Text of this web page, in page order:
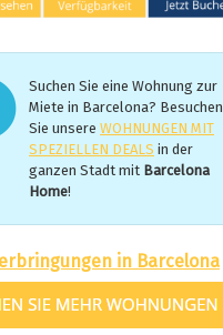
Suchen Sie eine Wohnung zur
Miete in Barcelona? Besuchen
Sie unsere WOHNUNGEN MIT
SPEZIELLEN DEALS in der
ganzen Stadt mit Barcelona
Home!
in Barcelona